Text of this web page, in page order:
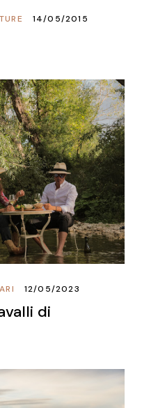
14/05/2015
12/05/2023
di